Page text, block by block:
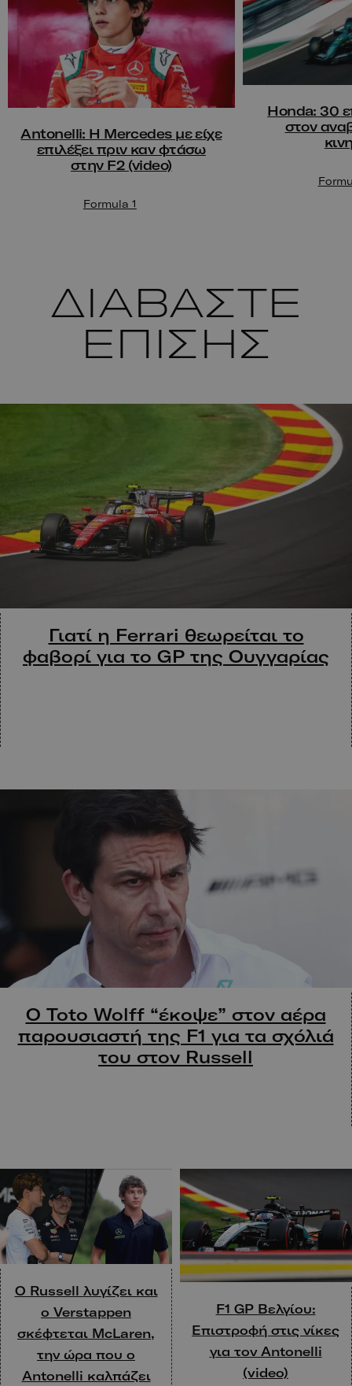
Antonelli: Η Mercedes με είχε
επιλέξει πριν καν φτάσω
στην F2 (video)
Formula 1
Honda: 30
στον
ΔΙΑΒΑΣΤΕ
ΕΠΙΣΗΣ
Γιατί η Ferrari θεωρείται το
φαβορί για το GP της Ουγγαρίας
Ο Toto Wolff “έκοψε” στον αέρα
παρουσιαστή της F1 για τα σχόλιά
του στον Russell
Ο Russell λυγίζει και
ο Verstappen
σκέφτεται McLaren,
την ώρα που ο
Antonelli καλπάζει
F1 GP Βελγίου:
Επιστροφή στις νίκες
για τον Antonelli
(video)